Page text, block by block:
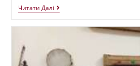
Читати Далі